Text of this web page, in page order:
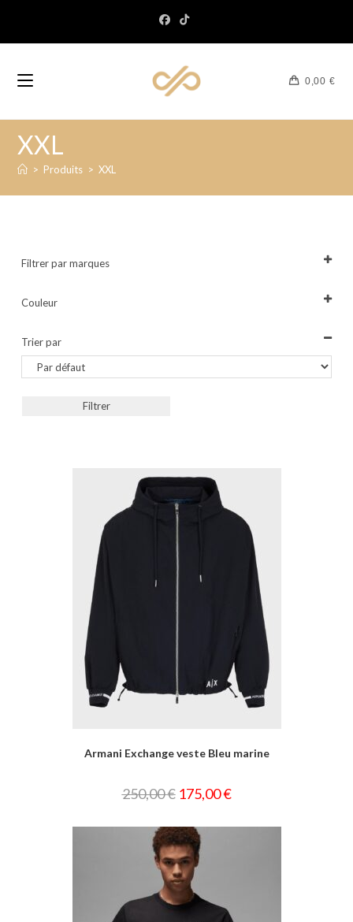
0,00 €
XXL
> Produits > XXL
Filtrer par marques
Couleur
Trier par
Sort Products
Filtrer
Armani Exchange veste Bleu marine
250,00€ 175,00€